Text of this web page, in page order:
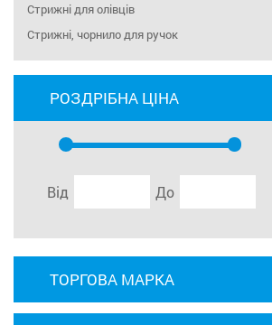
Стрижні для олівців
Стрижні, чорнило для ручок
РОЗДРІБНА ЦІНА
Від До
ТОРГОВА МАРКА